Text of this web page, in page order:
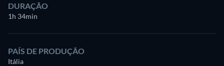
DURAÇÃO
1h 34min
PAÍS DE PRODUÇÃO
Itália